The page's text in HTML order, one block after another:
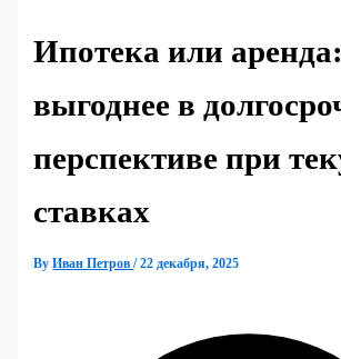
Ипотека или
выгоднее в
перспективе при
ставках
ByИван Петров/22 декабря, 2025